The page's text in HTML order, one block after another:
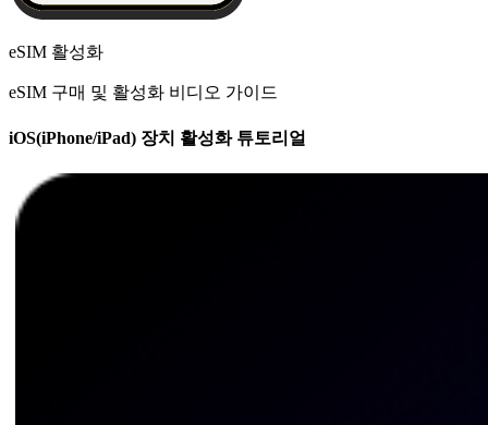
eSIM 활성화
eSIM 구매 및 활성화 비디오 가이드
iOS(iPhone/iPad) 장치 활성화 튜토리얼